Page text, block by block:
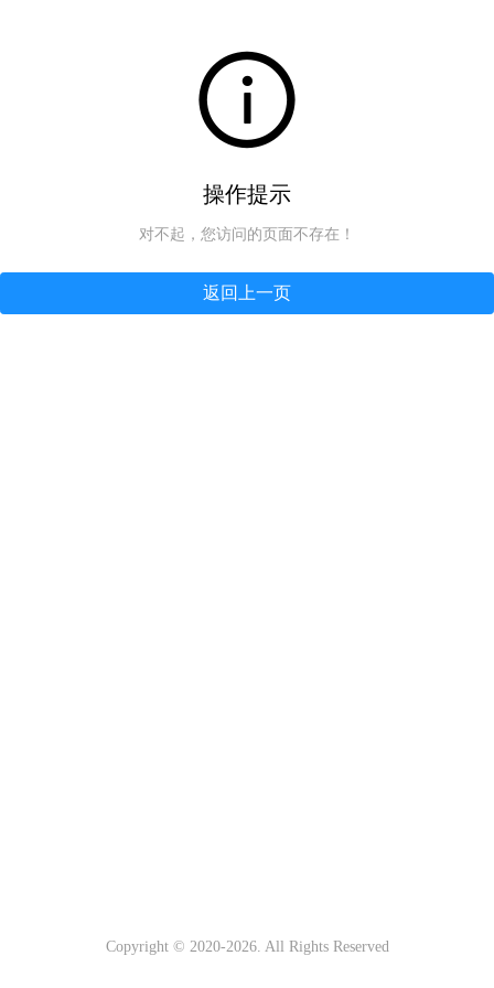
操作提示
对不起，您访问的页面不存在！
返回上一页
Copyright © 2020-2026. All Rights Reserved